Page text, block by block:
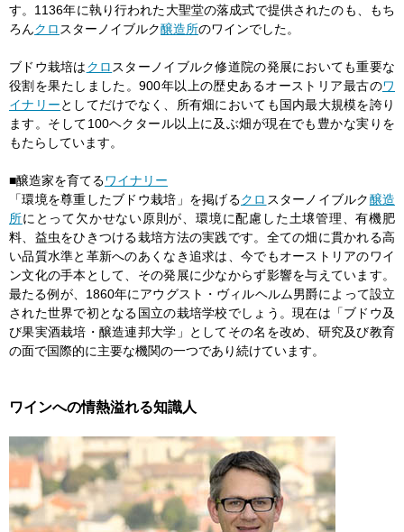
す。1136年に執り行われた大聖堂の落成式で提供されたのも、もち
ろんクロスターノイブルク醸造所のワインでした。
ブドウ栽培はクロスターノイブルク修道院の発展においても重要な
役割を果たしました。900年以上の歴史あるオーストリア最古のワ
イナリーとしてだけでなく、所有畑においても国内最大規模を誇り
ます。そして100ヘクタール以上に及ぶ畑が現在でも豊かな実りを
もたらしています。
■醸造家を育てるワイナリー
「環境を尊重したブドウ栽培」を掲げるクロ スターノイブルク醸造
所にとって欠かせない原則が、環境に配慮した土壌管理、有機肥
料、益虫をひきつける栽培方法の実践です。全ての畑に貫かれる高
い品質水準と革新へのあくなき追求は、今でもオーストリアのワイ
ン文化の手本として、その発展に少なからず影響を与えています。
最たる例が、1860年にアウグスト・ヴィルヘルム男爵によって設立
された世界で初となる国立の栽培学校でしょう。現在は「ブドウ及
び果実酒栽培・醸造連邦大学」としてその名を改め、研究及び教育
の面で国際的に主要な機関の一つであり続けています。
ワインへの情熱溢れる知識人